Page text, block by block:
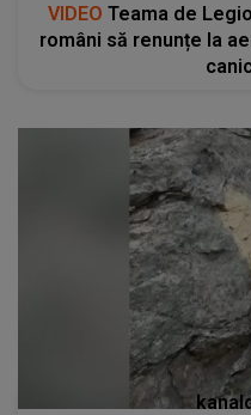
VIDEO Teama de
români să renunțe la